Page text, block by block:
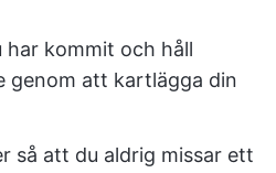
har kommit och håll
genom att kartlägga din
så att du aldrig missar ett